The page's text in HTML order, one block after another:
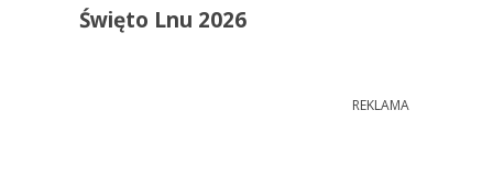
Święto Lnu 2026
REKLAMA